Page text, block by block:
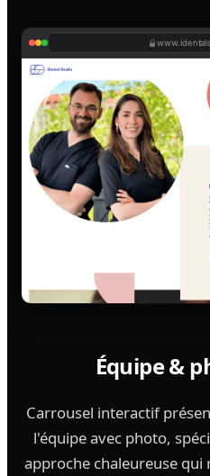
Équipe &
Carrousel interactif
l'équipe avec photo,
approche chaleureuse qui